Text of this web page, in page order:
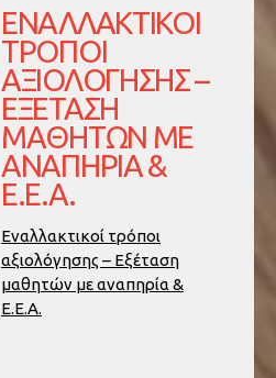
ΕΝΑΛΛΑΚΤΙΚΟΊ
ΤΡΌΠΟΙ
ΑΞΙΟΛΌΓΗΣΗΣ –
ΕΞΈΤΑΣΗ
ΜΑΘΗΤΏΝ ΜΕ
ΑΝΑΠΗΡΊΑ &
Ε.Ε.Α.
Εναλλακτικοί τρόποι
αξιολόγησης – Εξέταση
μαθητών με αναπηρία &
Ε.Ε.Α.